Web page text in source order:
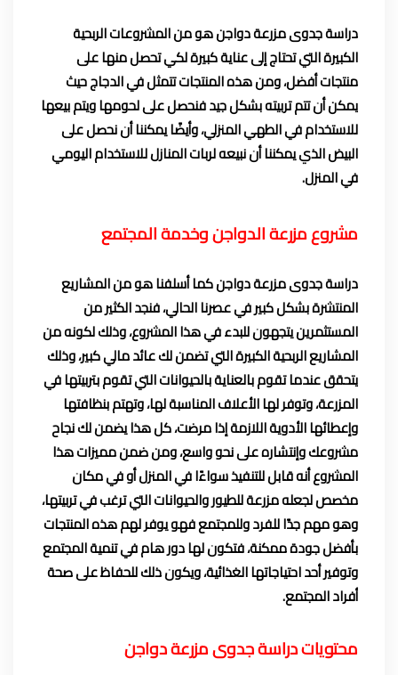
دراسة جدوى مزرعة دواجن هو من المشروعات الربحية
الكبيرة التي تحتاج إلى عناية كبيرة لكي تحصل منها على
منتجات أفضل، ومن هذه المنتجات تتمثل في الدجاج حيث
يمكن أن تتم تربيته بشكل جيد فنحصل على لحومها ويتم بيعها
للاستخدام في الطهي المنزلي، وأيضًا يمكننا أن نحصل على
البيض الذي يمكننا أن نبيعه لربات المنازل للاستخدام اليومي
في المنزل.
مشروع مزرعة الدواجن وخدمة المجتمع
دراسة جدوى مزرعة دواجن كما أسلفنا هو من المشاريع
المنتشرة بشكل كبير في عصرنا الحالي، فنجد الكثير من
المستثمرين يتجهون للبدء في هذا المشروع، وذلك لكونه من
المشاريع الربحية الكبيرة التي تضمن لك عائد مالي كبير، وذلك
يتحقق عندما تقوم بالعناية بالحيوانات التي تقوم بتربيتها في
المزرعة، وتوفر لها الأعلاف المناسبة لها، وتهتم بنظافتها
وإعطائها الأدوية اللازمة إذا مرضت، كل هذا يضمن لك نجاح
مشروعك وإنتشاره على نحو واسع، ومن ضمن مميزات هذا
المشروع أنه قابل للتنفيذ سواءًا في المنزل أو في مكان
مخصص لجعله مزرعة للطيور والحيوانات التي ترغب في تربيتها،
وهو مهم جدًا للفرد وللمجتمع فهو يوفر لهم هذه المنتجات
بأفضل جودة ممكنة، فتكون لها دور هام في تنمية المجتمع
وتوفير أحد احتياجاتها الغذائية، ويكون ذلك للحفاظ على صحة
أفراد المجتمع.
محتويات دراسة جدوى مزرعة دواجن